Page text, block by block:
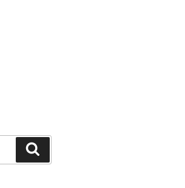
索